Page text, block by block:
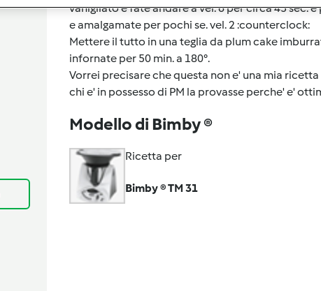
vanigliato e fate andare a vel. 6 per circa 45 sec.
e amalgamate per pochi se. vel. 2 :counterclock:
Mettere il tutto in una teglia da plum cake
infornate per 50 min. a 180°.
Vorrei precisare che questa non e' una mia
chi e' in possesso di PM la provasse perche' e'
Modello di Bimby ®
Ricetta per
Bimby ® TM 31